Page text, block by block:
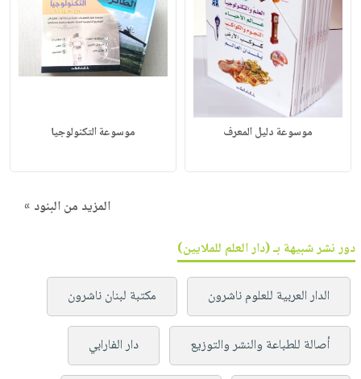
موسوعة دليل المعرف موسوعة التكنولوجيا
المزيد من البنود »
دور نشر شبيهة بـ (دار العلم للملايين)
الدار العربية للعلوم ناشرون مكتبة لبنان ناشرون
أصالة للطباعة والنشر والتوزيع دار الفارابي